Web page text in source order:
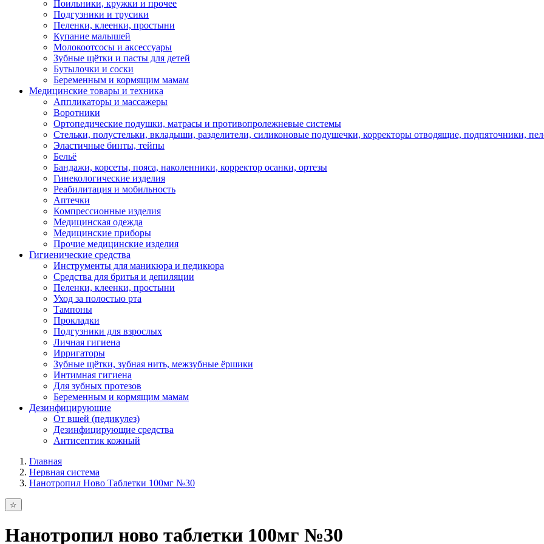
Поильники, кружки и прочее
Подгузники и трусики
Пеленки, клеенки, простыни
Купание малышей
Молокоотсосы и аксессуары
Зубные щётки и пасты для детей
Бутылочки и соски
Беременным и кормящим мамам
Медицинские товары и техника
Аппликаторы и массажеры
Воротники
Ортопедические подушки, матрасы и противопролежневые системы
Стельки, полустельки, вкладыши, разделители, силиконовые подушечки, корректоры отводящие, подпяточники,
Эластичные бинты, тейпы
Бельё
Бандажи, корсеты, пояса, наколенники, корректор осанки, ортезы
Гинекологические изделия
Реабилитация и мобильность
Аптечки
Компрессионные изделия
Медицинская одежда
Медицинские приборы
Прочие медицинские изделия
Гигиенические средства
Инструменты для маникюра и педикюра
Средства для бритья и депиляции
Пеленки, клеенки, простыни
Уход за полостью рта
Тампоны
Прокладки
Подгузники для взрослых
Личная гигиена
Ирригаторы
Зубные щётки, зубная нить, межзубные ёршики
Интимная гигиена
Для зубных протезов
Беременным и кормящим мамам
Дезинфицирующие
От вшей (педикулез)
Дезинфицирующие средства
Антисептик кожный
Главная
Нервная система
Нанотропил Ново Таблетки 100мг №30
Нанотропил ново таблетки 100мг №30